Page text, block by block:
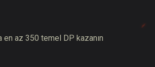
en az 350 temel DP kazanın